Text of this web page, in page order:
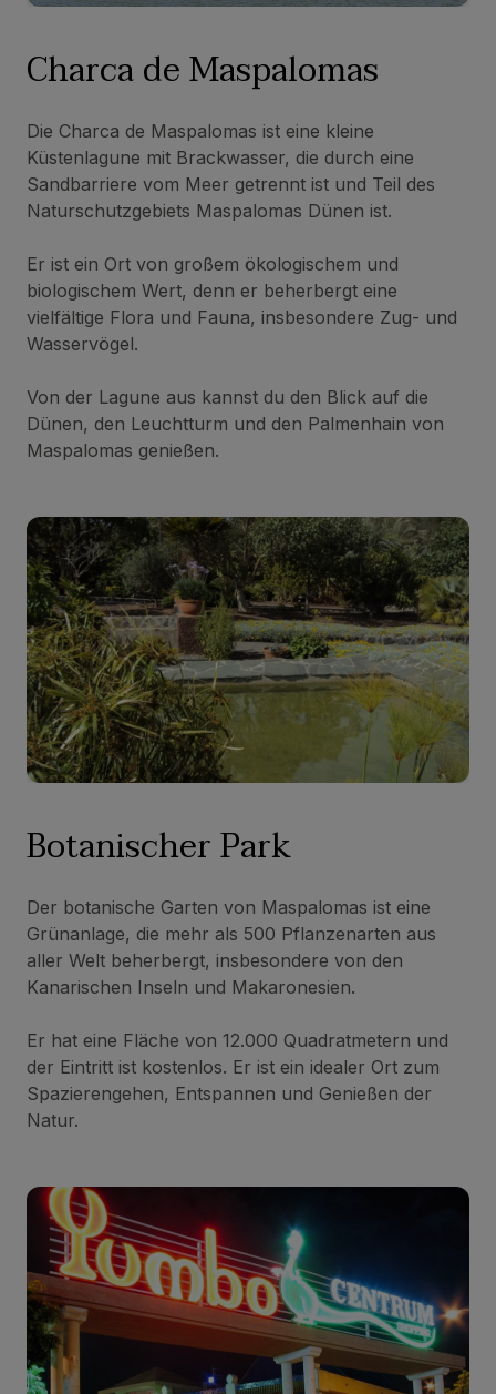
Charca de Maspalomas
Die Charca de Maspalomas ist eine kleine
Küstenlagune mit Brackwasser, die durch eine
Sandbarriere vom Meer getrennt ist und Teil des
Naturschutzgebiets Maspalomas Dünen ist.
Er ist ein Ort von großem ökologischem und
biologischem Wert, denn er beherbergt eine
vielfältige Flora und Fauna, insbesondere Zug- und
Wasservögel.
Von der Lagune aus kannst du den Blick auf die
Dünen, den Leuchtturm und den Palmenhain von
Maspalomas genießen.
Botanischer Park
Der botanische Garten von Maspalomas ist eine
Grünanlage, die mehr als 500 Pflanzenarten aus
aller Welt beherbergt, insbesondere von den
Kanarischen Inseln und Makaronesien.
Er hat eine Fläche von 12.000 Quadratmetern und
der Eintritt ist kostenlos. Er ist ein idealer Ort zum
Spazierengehen, Entspannen und Genießen der
Natur.